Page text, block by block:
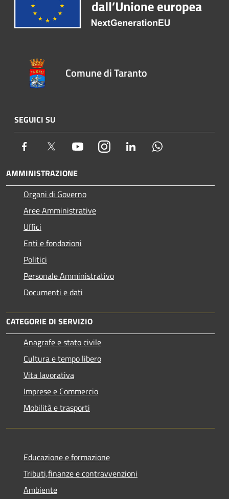
Comune di Taranto
SEGUICI SU
Facebook Twitter YoutubeInstagram LinkedIn
AMMINISTRAZIONE
Organi di Governo
Aree Amministrative
Uffici
Enti e fondazioni
Politici
Personale Amministrativo
Documenti e dati
CATEGORIE DI SERVIZIO
Anagrafe e stato civile
Cultura e tempo libero
Vita lavorativa
Imprese e Commercio
Mobilità e trasporti
Educazione e formazione
Tributi,finanze e contravvenzioni
Ambiente